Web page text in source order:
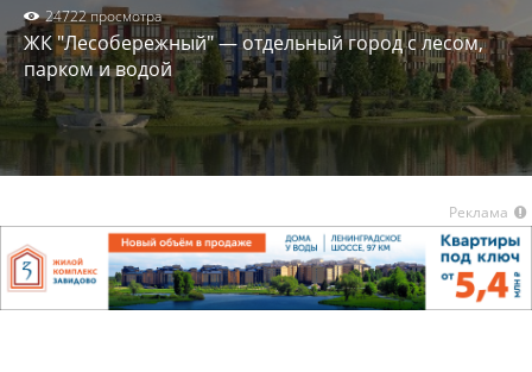
24722 просмотра
ЖК "Лесобережный" — отдельный город с лесом,
парком и водой
Реклама